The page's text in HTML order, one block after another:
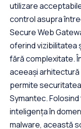
utilizare
control asupra
Secure Web
oferind vizibilitatea
fără complexitate.
aceeași
permite
Symantec.
inteligența în
malware, această